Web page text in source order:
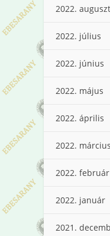
2022.
2022. július
2022. június
2022. május
2022. április
2022. március
2022. február
2022. január
2021.